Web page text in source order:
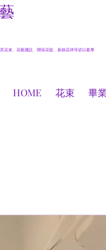
花束、花藝擺設、開張花籃、新娘花球等皆以最專
HOME 花束 畢